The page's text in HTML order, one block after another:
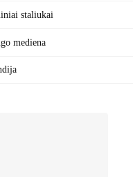
staliukai
mediena